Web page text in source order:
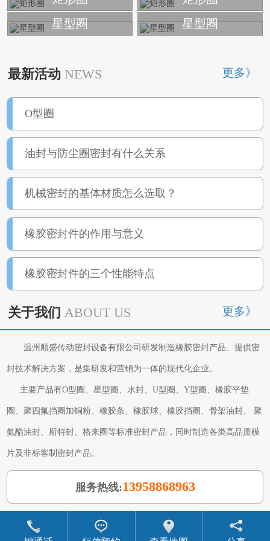
星型圈
星型圈
更多》
最新活动 NEWS
O型圈
油封与防尘圈密封有什么关系
机械密封的基体材质怎么选取？
橡胶密封件的作用与意义
橡胶密封件的三个性能特点
更多》
关于我们 ABOUT US
温州顺盛传动密封设备有限公司研发制造橡胶密封产品、提供密
封技术解决方案，是集研发和营销为一体的现代化企业。
主要产品有O型圈、星型圈、水封、U型圈、Y型圈、橡胶平垫
圈、聚四氟挡圈加铜粉、橡胶条、橡胶球、橡胶挡圈、骨架油封、 聚
氨酯油封、斯特封、格来圈等标准密封产品，同时制造各类高品质模
片及非标客制密封产品。
服务热线:13958868963